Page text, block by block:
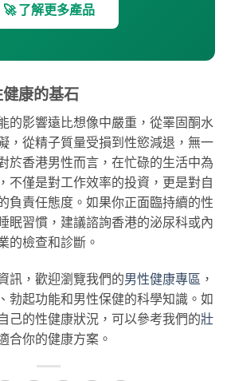
🚀 了解更多產品
康的基石
的影響遠比想像中嚴重，從睪固酮水
，從精子質量受損到性慾減退，無一
於香港男性而言，在忙碌的生活中為
不僅是對工作效率的投資，更是對自
負責任態度。如果你正面臨持續的性
眠習慣，建議諮詢香港的泌尿科或內
的檢查和診斷。
訊，歡迎瀏覽我們的男性健康專區 ，
勃起功能和男性保健的科學知識。如
己的性健康狀況，可以參考我們的壯
合你的健康方案。